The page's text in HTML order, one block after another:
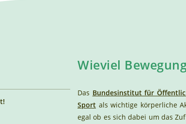
Wieviel
Das Bundesinstitut für
Sport als wichtige körperliche
egal ob es sich dabei um das